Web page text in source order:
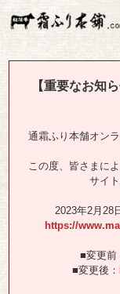
【重要なお知
通霜ふり本舗オン
この度、皆さまに
サイ
2023年2月28
https://
■変更前
■変更後：